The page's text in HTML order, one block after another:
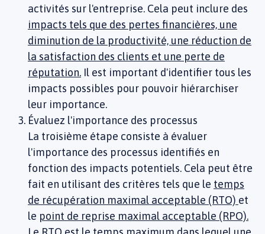
activités sur l'entreprise. Cela peut inclure des
impacts tels que des pertes financières, une
diminution de la productivité, une réduction de
la satisfaction des clients et une perte de
réputation. Il est important d'identifier tous les
impacts possibles pour pouvoir hiérarchiser
leur importance.
Évaluez l'importance des processus
La troisième étape consiste à évaluer
l'importance des processus identifiés en
fonction des impacts potentiels. Cela peut être
fait en utilisant des critères tels que le temps
de récupération maximal acceptable (RTO) et
le point de reprise maximal acceptable (RPO).